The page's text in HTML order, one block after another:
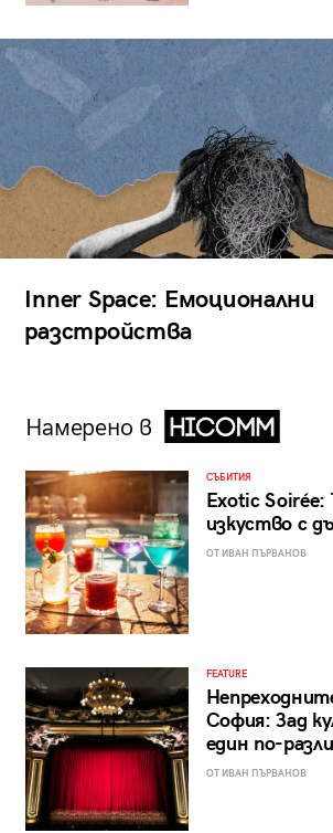
Inner Space: Емоционални
разстройства
Намерено в
СЪБИТИЯ
Exotic Soirée:
изкуство с
ОТ ИВАН ПЪРВАНОВ
FEATURE
София: Зад
един по-
ОТ ИВАН ПЪРВАНОВ